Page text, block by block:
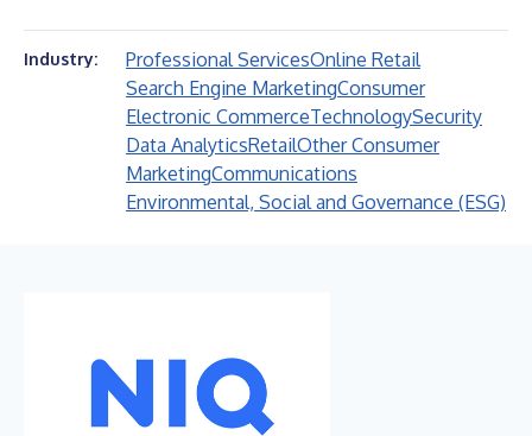
Industry: Professional ServicesOnline Retail
Search Engine MarketingConsumer
Electronic CommerceTechnologySecurity
Data AnalyticsRetailOther Consumer
MarketingCommunications
Environmental, Social and Governance (ESG)